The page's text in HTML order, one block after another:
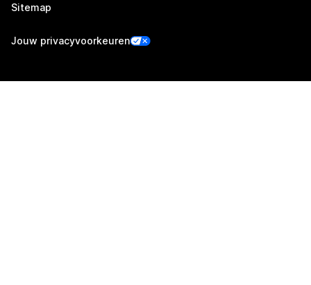
Sitemap
Jouw privacyvoorkeuren